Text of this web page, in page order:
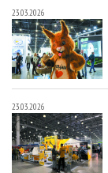
23.03.2026
23.03.2026